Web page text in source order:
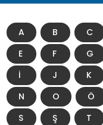
A B C
E
F G
İ
J K
N
O Ö
S
Ş T